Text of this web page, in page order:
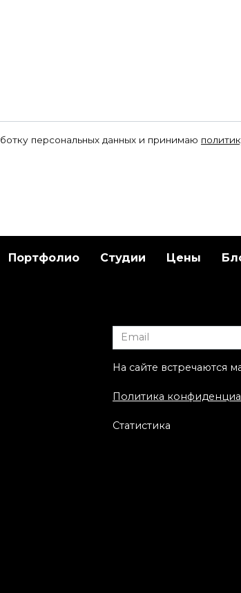
персональных данных и принимаю
Ташкентском
Портфолио Студии Цены
На сайте встречаются
Политика
Статистика